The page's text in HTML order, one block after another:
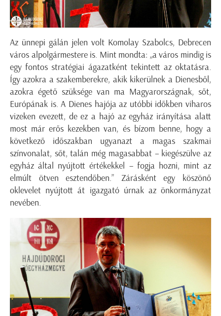
Az ünnepi gálán jelen volt Komolay Szabolcs, Debrecen
város alpolgármestere is. Mint mondta: „a város mindig is
egy fontos stratégiai ágazatként tekintett az oktatásra.
Így azokra a szakemberekre, akik kikerülnek a Dienesből,
azokra égető szüksége van ma Magyarországnak, sőt,
Európának is. A Dienes hajója az utóbbi időkben viharos
vizeken evezett, de ez a hajó az egyház irányítása alatt
most már erős kezekben van, és bízom benne, hogy a
következő időszakban ugyanazt a magas szakmai
színvonalat, sőt, talán még magasabbat – kiegészülve az
egyház által nyújtott értékekkel – fogja hozni, mint az
elmúlt ötven esztendőben.” Zárásként egy köszönő
oklevelet nyújtott át igazgató úrnak az önkormányzat
nevében.